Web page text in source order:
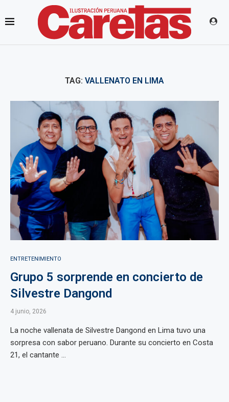
TAG: VALLENATO EN LIMA
ENTRETENIMIENTO
Grupo 5 sorprende en concierto de
Silvestre Dangond
4 junio, 2026
La noche vallenata de Silvestre Dangond en Lima tuvo una
sorpresa con sabor peruano. Durante su concierto en Costa
21, el cantante ...